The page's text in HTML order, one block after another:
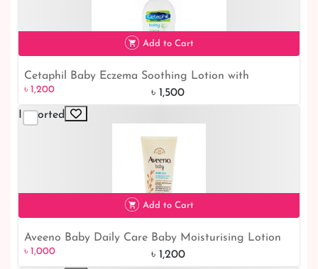
৳ 1,20020% off
Add to Cart
Cetaphil Baby Eczema Soothing Lotion with
Colloidal Oatmeal 147ml
৳ 1,200
৳ 1,500
Imported
৳ 1,00017% off
Add to Cart
Aveeno Baby Daily Care Baby Moisturising Lotion
150ml
৳ 1,000
৳ 1,200